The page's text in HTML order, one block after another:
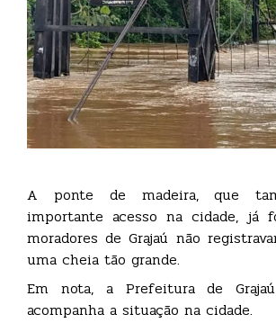
A ponte de madeira, que
importante acesso na cidade, já
moradores de Grajaú não
uma cheia tão grande.
Em nota, a Prefeitura de
acompanha a situação na cidade.